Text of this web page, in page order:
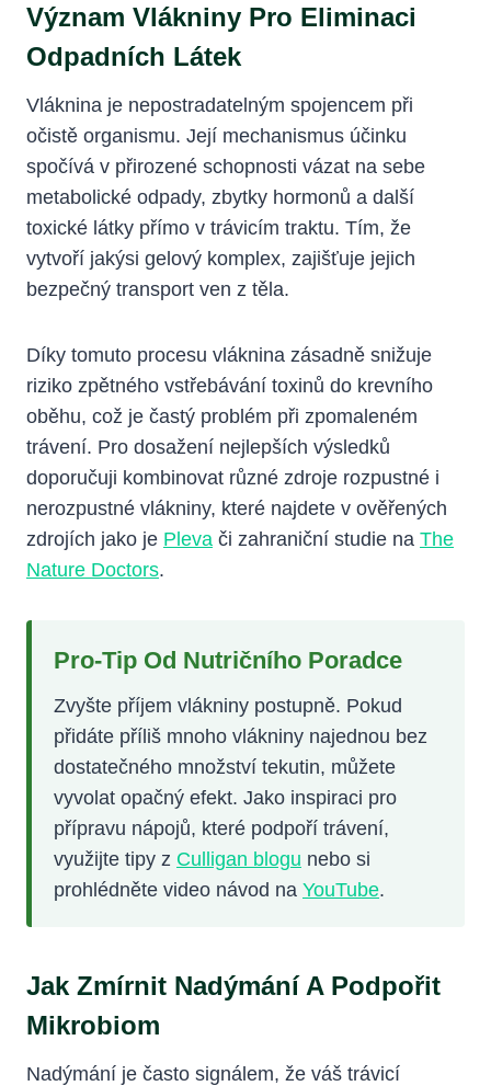
Význam Vlákniny Pro Eliminaci
Odpadních Látek
Vláknina je nepostradatelným spojencem při
očistě organismu. Její mechanismus účinku
spočívá v přirozené schopnosti vázat na sebe
metabolické odpady, zbytky hormonů a další
toxické látky přímo v trávicím traktu. Tím, že
vytvoří jakýsi gelový komplex, zajišťuje jejich
bezpečný transport ven z těla.
Díky tomuto procesu vláknina zásadně snižuje
riziko zpětného vstřebávání toxinů do krevního
oběhu, což je častý problém při zpomaleném
trávení. Pro dosažení nejlepších výsledků
doporučuji kombinovat různé zdroje rozpustné i
nerozpustné vlákniny, které najdete v ověřených
zdrojích jako je Pleva či zahraniční studie na The
Nature Doctors.
Pro-Tip Od Nutričního Poradce
Zvyšte příjem vlákniny postupně. Pokud
přidáte příliš mnoho vlákniny najednou bez
dostatečného množství tekutin, můžete
vyvolat opačný efekt. Jako inspiraci pro
přípravu nápojů, které podpoří trávení,
využijte tipy z Culligan blogu nebo si
prohlédněte video návod na YouTube.
Jak Zmírnit Nadýmání A Podpořit
Mikrobiom
Nadýmání je často signálem, že váš trávicí